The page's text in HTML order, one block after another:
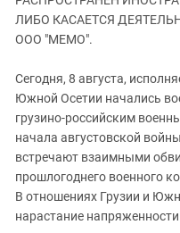
Северная Осетия - Алания
СКФО
Ставропольский край
Чечня
Южный Кавказ
ЛИБО КАСАЕТСЯ
ООО "МЕМО".
Сегодня, 8 августа,
Южной Осетии начались
грузино-российским
начала августовской
встречают взаимными
прошлогоднего военного
В отношениях Грузии и
нарастание